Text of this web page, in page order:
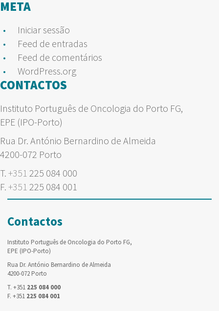
META
Iniciar sessão
Feed de entradas
Feed de comentários
WordPress.org
CONTACTOS
Instituto Português de Oncologia do Porto FG,
EPE (IPO-Porto)
Rua Dr. António Bernardino de Almeida
4200-072 Porto
T. +351 225 084 000
F. +351 225 084 001
Contactos
Instituto Português de Oncologia do Porto FG,
EPE (IPO-Porto)
Rua Dr. António Bernardino de Almeida
4200-072 Porto
T. +351 225 084 000
F. +351 225 084 001